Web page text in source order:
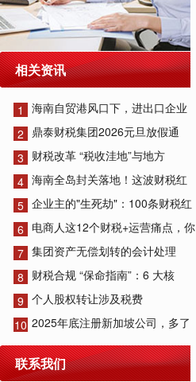
相关资讯
1
海南自贸港风口下，进出口企业
2 鼎泰财税集团2026元旦放假通
3 财税改革 “税收洼地”与地方
4 海南全岛封关落地！这波财税红
5 企业主的"生死劫"：100条财税红
6 电商人这12个财税+运营痛点，你
7 集团资产无偿划转的会计处理
8 财税合规 “保命指南”：6 大核
9 个人股权转让涉及税费
10 2025年底注册新加坡公司，多了
联系我们